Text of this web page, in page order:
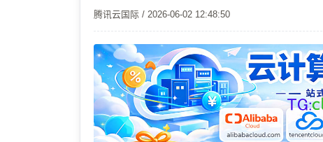
腾讯云国际 / 2026-06-02 12:48:50